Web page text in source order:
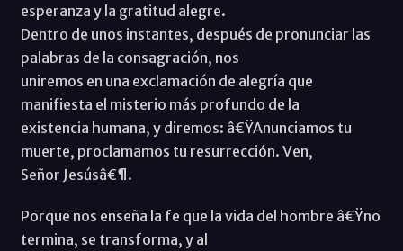
esperanza y la gratitud alegre.
Dentro de unos instantes, después de pronunciar las
palabras de la consagración, nos
uniremos en una exclamación de alegría que
manifiesta el misterio más profundo de la
existencia humana, y diremos: â€ŸAnunciamos tu
muerte, proclamamos tu resurrección. Ven,
Señor Jesúsâ€¶.
Porque nos enseña la fe que la vida del hombre â€Ÿno
termina, se transforma, y al